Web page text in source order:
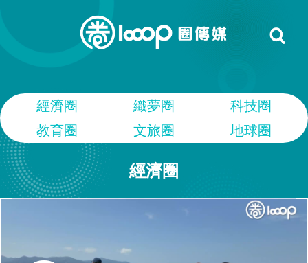
經濟圈 織夢圈
科技圈
教育圈
文旅圈 地球圈
經濟圈